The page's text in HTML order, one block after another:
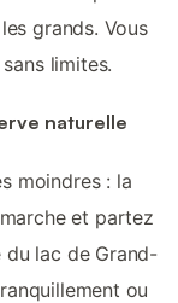
grands. Vous
limites.
naturelle
moindres : la
et partez
lac de Grand-
ou